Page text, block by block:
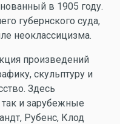
в 1905 году.
губернского суда,
неоклассицизма.
произведений
скульптуру и
Здесь
и зарубежные
Рубенс, Клод